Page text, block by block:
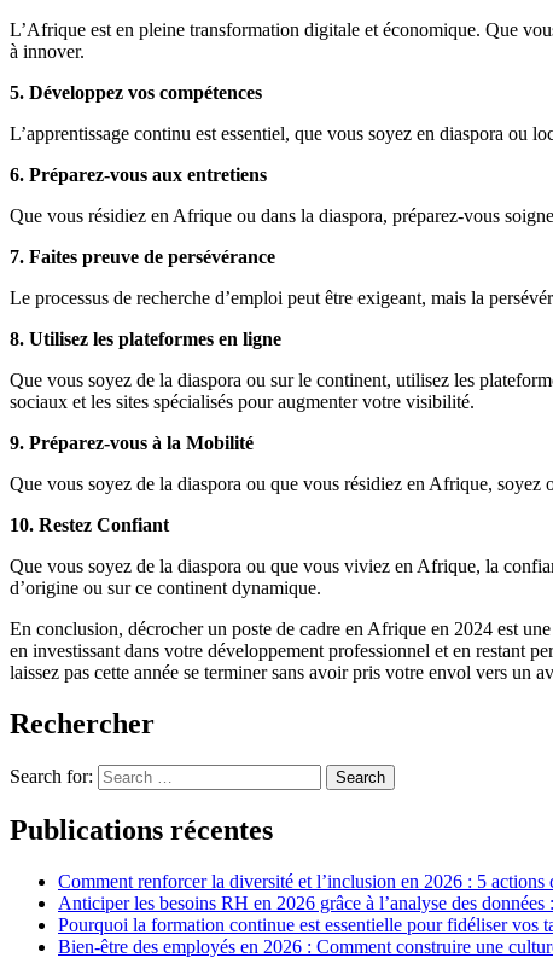
L’Afrique est en pleine transformation digitale et économique. Que
à innover.
5. Développez vos compétences
L’apprentissage continu est essentiel, que vous soyez en diaspora ou
6. Préparez-vous aux entretiens
Que vous résidiez en Afrique ou dans la diaspora, préparez-vous
7. Faites preuve de persévérance
Le processus de recherche d’emploi peut être exigeant, mais la
8. Utilisez les plateformes en ligne
Que vous soyez de la diaspora ou sur le continent, utilisez les
sociaux et les sites spécialisés pour augmenter votre visibilité.
9. Préparez-vous à la Mobilité
Que vous soyez de la diaspora ou que vous résidiez en Afrique,
10. Restez Confiant
Que vous soyez de la diaspora ou que vous viviez en Afrique, la
d’origine ou sur ce continent dynamique.
En conclusion, décrocher un poste de cadre en Afrique en 2024 est
en investissant dans votre développement professionnel et en restant
laissez pas cette année se terminer sans avoir pris votre envol vers un
Rechercher
Search for: Search
Publications récentes
Comment renforcer la diversité et l’inclusion en 2026 : 5 actions
Anticiper les besoins RH en 2026 grâce à l’analyse des données
Pourquoi la formation continue est essentielle pour fidéliser vos
Bien-être des employés en 2026 : Comment construire une